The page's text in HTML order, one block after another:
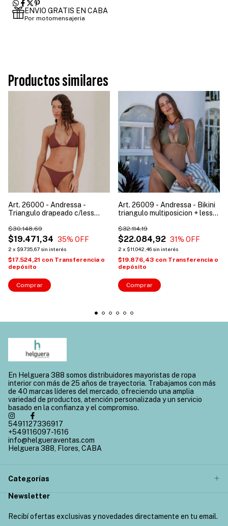
ENVIO GRATIS EN CABA
Por motomensajeria
Productos similares
Art. 26000 - Andressa -
Triangulo drapeado c/less
$19.471,34
$30.148,69
35% OFF
2 x $9.735,67 sin interés
$17.524,21 con Transferencia o
depósito
Comprar
Art. 26009 - Andressa - Bikini
triangulo multiposicion + less
$22.084,92
$32.114,19
31% OFF
2 x $11.042,46 sin interés
$19.876,43 con Transferencia o
depósito
Comprar
En Helguera 388 somos distribuidores mayoristas de ropa
interior con más de 25 años de trayectoria. Trabajamos con más
de 40 marcas líderes del mercado, ofreciendo una amplia
variedad de productos, atención personalizada y un servicio
basado en la confianza y el compromiso.
5491127336917
+549116097-1616
info@helgueraventas.com
Helguera 388, Flores, CABA
Categorías
Newsletter
Recibí ofertas exclusivas y novedades directamente en tu email.